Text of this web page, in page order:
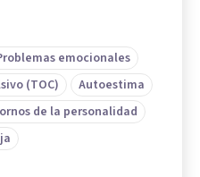
emocionales
(TOC)
Autoestima
de la personalidad